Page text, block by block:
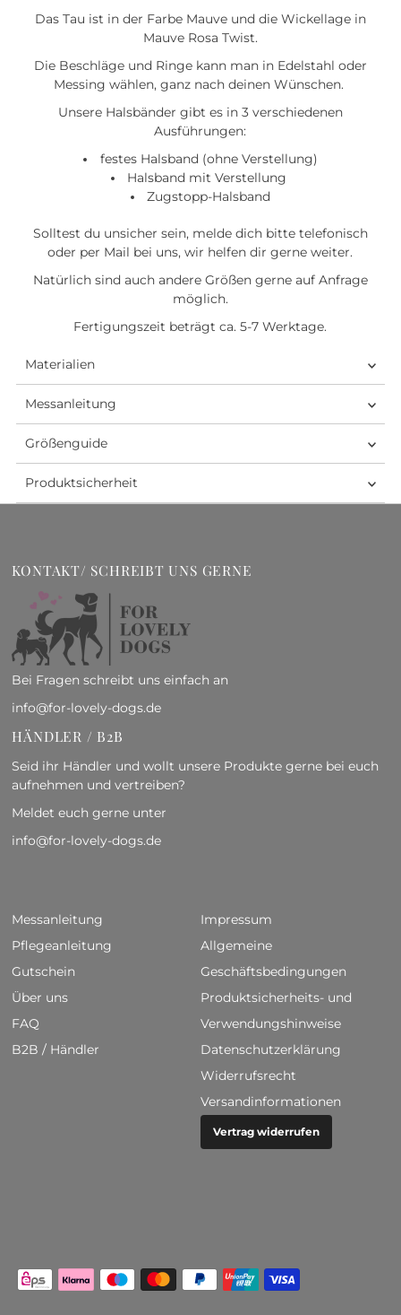
Das Tau ist in der Farbe Mauve und die Wickellage in
Mauve Rosa Twist.
Die Beschläge und Ringe kann man in Edelstahl oder
Messing wählen, ganz nach deinen Wünschen.
Unsere Halsbänder gibt es in 3 verschiedenen
Ausführungen:
festes Halsband (ohne Verstellung)
Halsband mit Verstellung
Zugstopp-Halsband
Solltest du unsicher sein, melde dich bitte telefonisch
oder per Mail bei uns, wir helfen dir gerne weiter.
Natürlich sind auch andere Größen gerne auf Anfrage
möglich.
Fertigungszeit beträgt ca. 5-7 Werktage.
Materialien
Messanleitung
Größenguide
Produktsicherheit
KONTAKT/ SCHREIBT UNS GERNE
Bei Fragen schreibt uns einfach an
info@for-lovely-dogs.de
HÄNDLER / B2B
Seid ihr Händler und wollt unsere Produkte gerne bei euch
aufnehmen und vertreiben?
Meldet euch gerne unter
info@for-lovely-dogs.de
Messanleitung
Pflegeanleitung
Gutschein
Über uns
FAQ
B2B / Händler
Impressum
Allgemeine
Geschäftsbedingungen
Produktsicherheits- und
Verwendungshinweise
Datenschutzerklärung
Widerrufsrecht
Versandinformationen
Vertrag widerrufen